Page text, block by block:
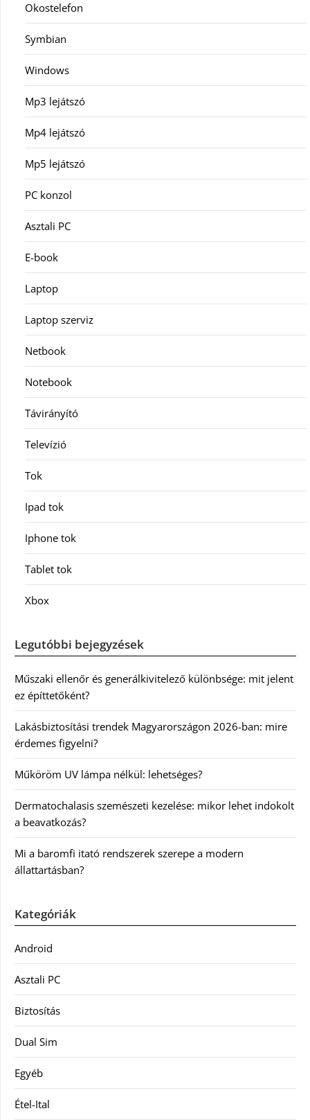
Okostelefon
Symbian
Windows
Mp3 lejátszó
Mp4 lejátszó
Mp5 lejátszó
PC konzol
Asztali PC
E-book
Laptop
Laptop szerviz
Netbook
Notebook
Távirányító
Televízió
Tok
Ipad tok
Iphone tok
Tablet tok
Xbox
Legutóbbi bejegyzések
Műszaki ellenőr és generálkivitelező különbsége: mit jelent
ez építtetőként?
Lakásbiztosítási trendek Magyarországon 2026-ban: mire
érdemes figyelni?
Műköröm UV lámpa nélkül: lehetséges?
Dermatochalasis szemészeti kezelése: mikor lehet indokolt
a beavatkozás?
Mi a baromfi itató rendszerek szerepe a modern
állattartásban?
Kategóriák
Android
Asztali PC
Biztosítás
Dual Sim
Egyéb
Étel-Ital